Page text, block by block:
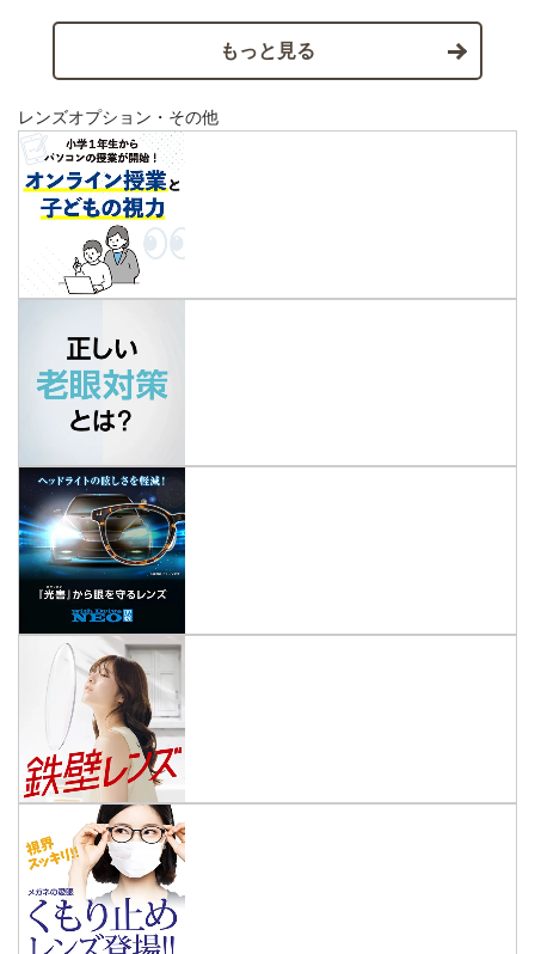
もっと見る
レンズオプション・その他